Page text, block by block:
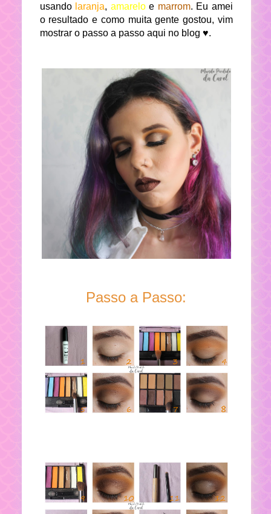
usando laranja, amareloe marrom. Eu amei
o resultado e como muita gente gostou, vim
mostrar o passo a passo aqui no blog ♥.
Passo a Passo: